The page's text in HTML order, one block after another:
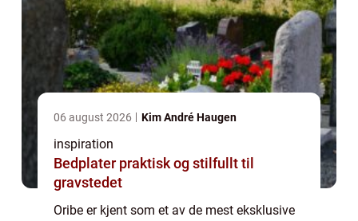
06 august 2026 Kim André Haugen
inspiration
Bedplater praktisk og stilfullt til
gravstedet
Oribe er kjent som et av de mest eksklusive